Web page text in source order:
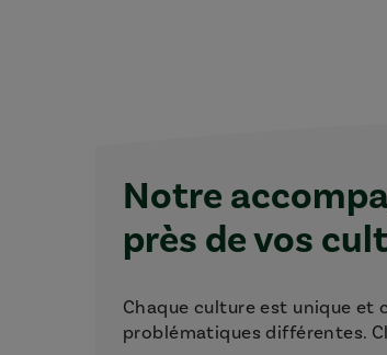
Notre
près de vos
Chaque culture est unique et
problématiques différentes.